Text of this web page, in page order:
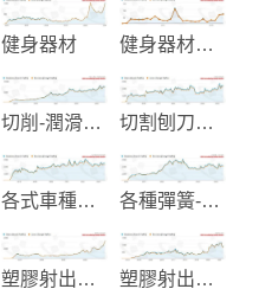
健身器材 健身器材顯示儀表控制
切削-潤滑-防鏽油品製造 切割刨刀具製造
各式車種油封設計製造 各種彈簧-彈片製造
塑膠射出成品製造 塑膠射出成型